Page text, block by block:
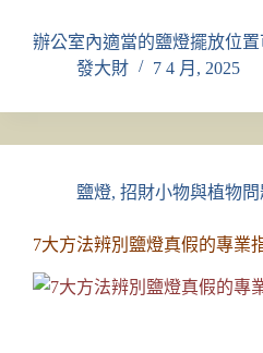
辦公室內適當的鹽燈擺放位
發大財
7 4 月, 2025
鹽燈, 招財小物與植物問
7大方法辨別鹽燈真假的專業